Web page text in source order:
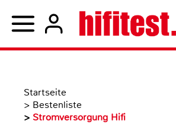
Startseite
> Bestenliste
> Stromversorgung Hifi